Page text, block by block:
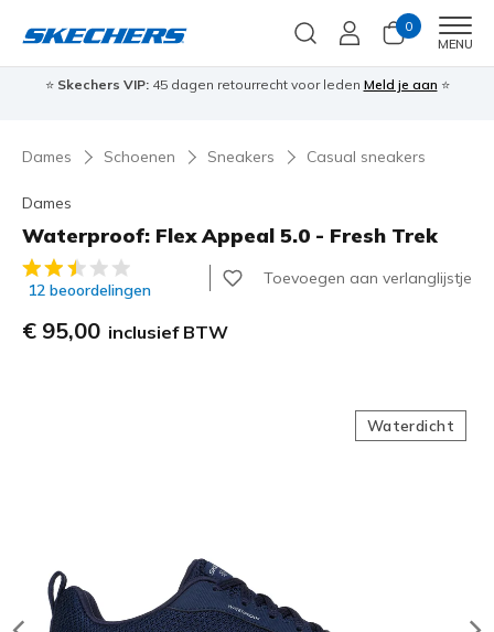
0
MENU
⭐ Skechers VIP:45 dagen retourrecht voor leden Meld je aan ⭐
Dames Schoenen Sneakers Casual sneakers
Dames
Waterproof: Flex Appeal 5.0 - Fresh Trek
3,1 van de 5 klantbeoordelingen
12 beoordelingen
Toevoegen aan verlanglijstje
€ 95,00 inclusief BTW
Waterdicht